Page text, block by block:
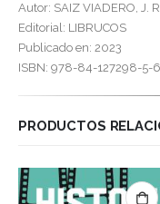
Autor: SAIZ VIADERO, J.
Editorial: LIBRUCOS
Publicado en: 2023
ISBN: 978-84-127298-5-6
PRODUCTOS